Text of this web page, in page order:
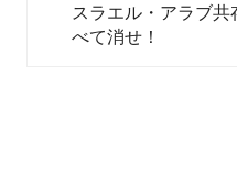
スラエル・アラブ
べて消せ！